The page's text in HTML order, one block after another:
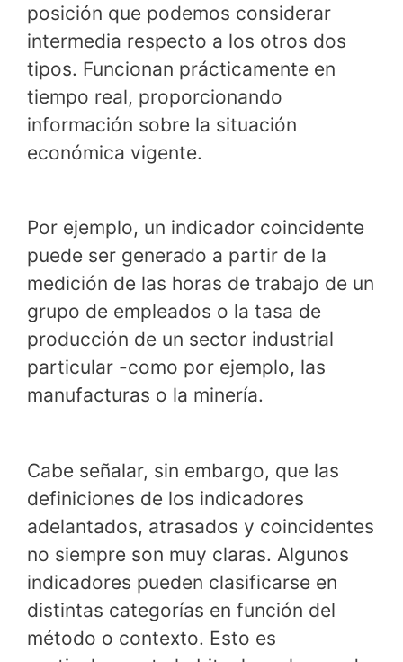
posición que podemos considerar
intermedia respecto a los otros dos
tipos. Funcionan prácticamente en
tiempo real, proporcionando
información sobre la situación
económica vigente.
Por ejemplo, un indicador coincidente
puede ser generado a partir de la
medición de las horas de trabajo de un
grupo de empleados o la tasa de
producción de un sector industrial
particular -como por ejemplo, las
manufacturas o la minería.
Cabe señalar, sin embargo, que las
definiciones de los indicadores
adelantados, atrasados y coincidentes
no siempre son muy claras. Algunos
indicadores pueden clasificarse en
distintas categorías en función del
método o contexto. Esto es